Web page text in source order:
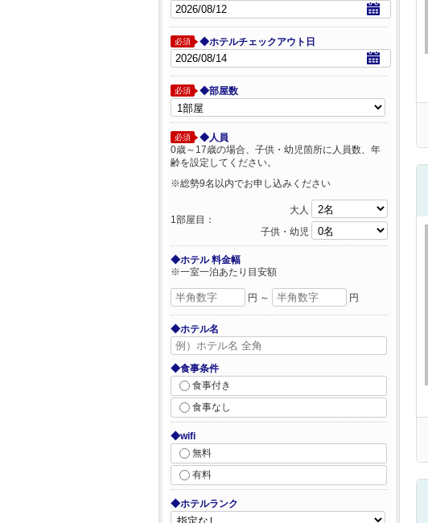
必須 ◆ホテルチェックアウト日
必須 ◆部屋数
必須
◆人員
0歳～17歳の場合、子供・幼児箇所に人員数、年
齢を設定してください。
※総勢9名以内でお申し込みください
1部屋目：
大人
子供・幼児
◆ホテル 料金幅
※一室一泊あたり目安額
円 ～ 円
◆ホテル名
◆食事条件
食事付き
食事なし
◆wifi
無料
有料
◆ホテルランク